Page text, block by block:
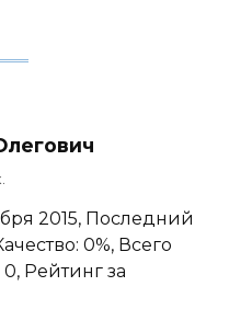
2015, Последний
0%, Всего
Рейтинг за